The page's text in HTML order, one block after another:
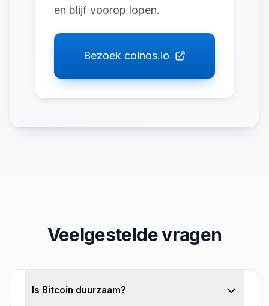
en blijf voorop lopen.
Bezoek coinos.io
Veelgestelde vragen
Is Bitcoin duurzaam?